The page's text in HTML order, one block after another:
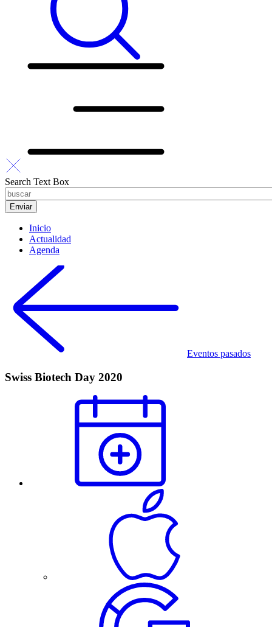
Search Text Box
Inicio
Actualidad
Agenda
Eventos pasados
Swiss Biotech Day 2020